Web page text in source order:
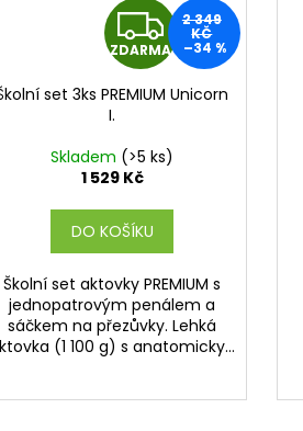
Z
D
R
M
A
ZDARMA
2 349
KČ
–34 %
set 3ks PREMIUM Unicorn
I.
Skladem (>5 ks)
1 529 Kč
DO KOŠÍKU
Školní set aktovky PREMIUM s
jednopatrovým penálem a
sáčkem na přezůvky. Lehká
(1 100 g) s anatomicky...